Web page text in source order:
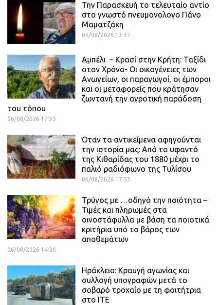
Την Παρασκευή το τελευταίο αντίο
στο γνωστό πνευμονολογο Πάνο
Μαματζάκη
06/08/2026 13:37
Αμπέλι – Κρασί στην Κρήτη: Ταξίδι
στον Χρόνο- Οι οικογένειες των
Ανωγείων, οι παραγωγοί, οι έμποροι
και οι μεταφορείς που κράτησαν
ζωντανή την αγροτική παράδοση
του τόπου
06/08/2026 17:35
Όταν τα αντικείμενα αφηγούνται
την ιστορία μας: Από το υφαντό
της Κιθαρίδας του 1880 μέχρι το
παλιό ραδιόφωνο της Τυλίσου
06/08/2026 17:53
Τρύγος με …οδηγό την ποιότητα –
Τιμές και πληρωμές στα
οινοστάφυλλα με βάση τα ποιοτικά
κριτήρια υπό το βάρος των
αποθεμάτων
06/08/2026 14:30
Ηράκλειο: Κραυγή αγωνίας και
συλλογή υπογραφών μετά το
σοβαρό τροχαίο με τη φοιτήτρια
στο ΙΤΕ